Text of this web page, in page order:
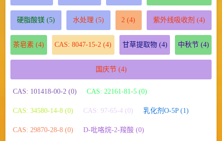
硬脂酸镁(5) 水处理 (5) 2 (4) 紫外线吸收剂 (4)
茶皂素 (4) CAS: 8047-15-2 (4) 甘草提取物(4) 中秋节(4)
国庆节(4)
CAS: 101418-00-2 (0) CAS: 22161-81-5 (0)
CAS: 34580-14-8 (0) CAS: 97-65-4 (0) 乳化剂O-5P (1)
CAS: 29870-28-8 (0) D-吡咯烷-2-羧酸 (0)